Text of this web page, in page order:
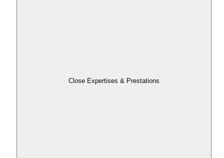
Close Expertises & Prestations